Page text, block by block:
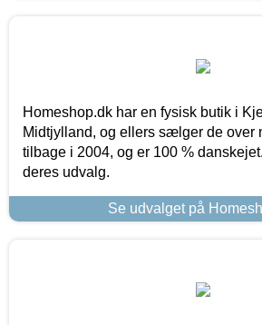
Homeshop.dk har en fysisk butik i
Midtjylland, og ellers sælger de over
tilbage i 2004, og er 100 %
deres udvalg.
Se udvalget på